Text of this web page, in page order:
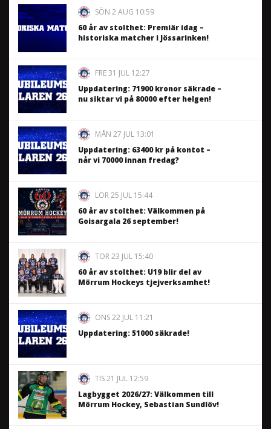
SÖN 2 AUG 10:59
60 år av stolthet: Premiär idag –
historiska matcher i Jössarinken!
FRE 31 JUL 12:27
Uppdatering: 71900 kronor säkrade –
nu siktar vi på 80000 efter helgen!
MÅN 27 JUL 13:01
Uppdatering: 63400 kr på kontot –
når vi 70000 innan fredag?
LÖR 25 JUL 15:44
60 år av stolthet: Välkommen på
Goisargala 26 september!
TOR 23 JUL 15:40
60 år av stolthet: U19 blir del av
Mörrum Hockeys tjejverksamhet!
ONS 22 JUL 11:21
Uppdatering: 51000 säkrade!
TIS 21 JUL 12:59
Lagbygget 2026/27: Välkommen till
Mörrum Hockey, Sebastian Sundlöv!